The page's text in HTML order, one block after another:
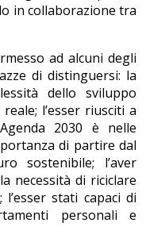
in collaborazione tra
ad alcuni degli
di distinguersi: la
dello sviluppo
l’esser riusciti a
2030 è nelle
di partire dal
sostenibile; l’aver
necessità di riciclare
stati capaci di
personali e